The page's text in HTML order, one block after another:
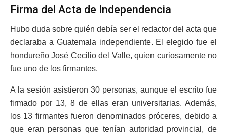
Firma del Acta de Independencia
Hubo duda sobre quién debía ser el redactor del acta que
declaraba a Guatemala independiente. El elegido fue el
hondureño José Cecilio del Valle, quien curiosamente no
fue uno de los firmantes.
A la sesión asistieron 30 personas, aunque el escrito fue
firmado por 13, 8 de ellas eran universitarias. Además,
los 13 firmantes fueron denominados próceres, debido a
que eran personas que tenían autoridad provincial, de